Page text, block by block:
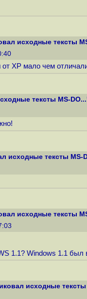
исходные тексты
XP мало чем
тексты MS-
исходные тексты MS-
исходные тексты
1.1? Windows 1.1
исходные тексты